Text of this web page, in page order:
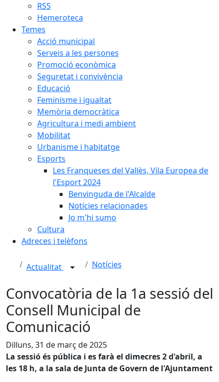
RSS
Hemeroteca
Temes
Acció municipal
Serveis a les persones
Promoció econòmica
Seguretat i convivència
Educació
Feminisme i igualtat
Memòria democràtica
Agricultura i medi ambient
Mobilitat
Urbanisme i habitatge
Esports
Les Franqueses del Vallès, Vila Europea de
l'Esport 2024
Benvinguda de l'Alcalde
Notícies relacionades
Jo m'hi sumo
Cultura
Adreces i telèfons
Actualitat Notícies
Convocatòria de la 1a sessió del
Consell Municipal de
Comunicació
Dilluns, 31 de març de 2025
La sessió és pública i es farà el dimecres 2 d'abril, a
les 18 h, a la sala de Junta de Govern de l'Ajuntament